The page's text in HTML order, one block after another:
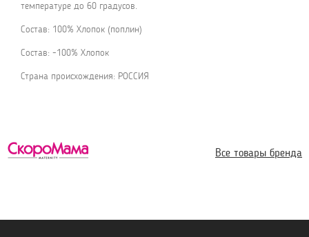
температуре до 60 градусов.
Состав: 100% Хлопок (поплин)
Состав: -100% Хлопок
Страна происхождения: РОССИЯ
Все товары бренда